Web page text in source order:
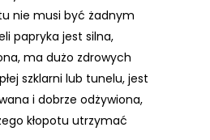
nie musi być żadnym
papryka jest silna,
ma dużo zdrowych
szklarni lub tunelu, jest
i dobrze odżywiona,
kłopotu utrzymać